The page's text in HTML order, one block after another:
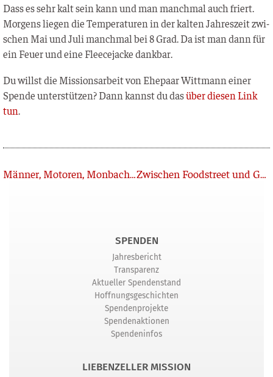
Dass es sehr kalt sein kann und man manch­mal auch friert.
Mor­gens lie­gen die Tem­pe­ra­tu­ren in der kal­ten Jah­res­zeit zwi­
schen Mai und Juli manch­mal bei 8 Grad. Da ist man dann für
ein Feu­er und eine Fleece­ja­cke dankbar.
Du willst die Mis­si­ons­ar­beit von Ehe­paar Witt­mann einer
Spen­de unter­stüt­zen? Dann kannst du dasüber die­sen Link
tun.
Zurück Männer, Motoren, Monbachtaler Zwischen Foodstreet und Gebetsraum
SPENDEN
Jahresbericht
Transparenz
Aktueller Spendenstand
Hoffnungsgeschichten
Spendenprojekte
Spendenaktionen
Spendeninfos
LIEBENZELLER MISSION